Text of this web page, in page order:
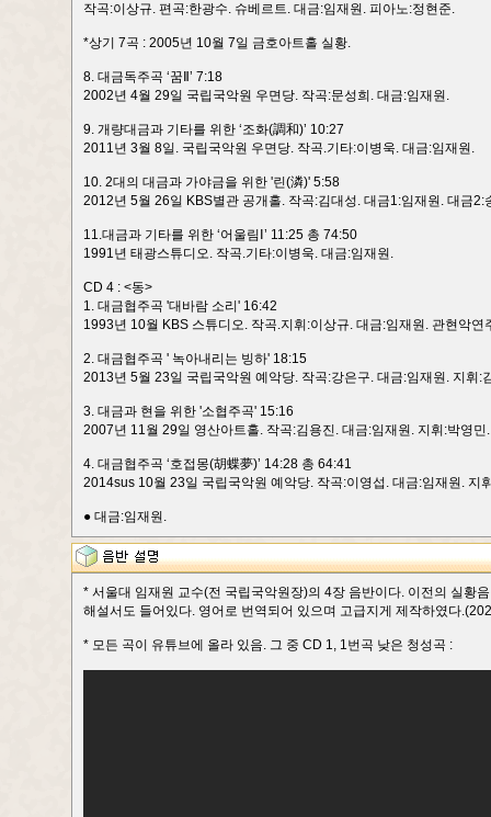
작곡:이상규. 편곡:한광수. 슈베르트. 대금:임재원. 피아노:정현준.
*상기 7곡 : 2005년 10월 7일 금호아트홀 실황.
8. 대금독주곡 ‘꿈Ⅱ’ 7:18
2002년 4월 29일 국립국악원 우면당. 작곡:문성희. 대금:임재원.
9. 개량대금과 기타를 위한 ‘조화(調和)’ 10:27
2011년 3월 8일. 국립국악원 우면당. 작곡.기타:이병욱. 대금:임재원.
10. 2대의 대금과 가야금을 위한 '린(潾)' 5:58
2012년 5월 26일 KBS별관 공개홀. 작곡:김대성. 대금1:임재원. 대금2:
11.대금과 기타를 위한 ‘어울림Ⅰ’ 11:25 총 74:50
1991년 태광스튜디오. 작곡.기타:이병욱. 대금:임재원.
CD 4 : <동>
1. 대금협주곡 '대바람 소리' 16:42
1993년 10월 KBS 스튜디오. 작곡.지휘:이상규. 대금:임재원. 관현악연
2. 대금협주곡 ' 녹아내리는 빙하' 18:15
2013년 5월 23일 국립국악원 예악당. 작곡:강은구. 대금:임재원. 지휘:
3. 대금과 현을 위한 '소협주곡' 15:16
2007년 11월 29일 영산아트홀. 작곡:김용진. 대금:임재원. 지휘:박영
4. 대금협주곡 ‘호접몽(胡蝶夢)’ 14:28 총 64:41
2014sus 10월 23일 국립국악원 예악당. 작곡:이영섭. 대금:임재원. 지
● 대금:임재원.
* 서울대 임재원 교수(전 국립국악원장)의 4장 음반이다. 이전의 실황
해설서도 들어있다. 영어로 번역되어 있으며 고급지게 제작하였다
* 모든 곡이 유튜브에 올라 있음. 그 중 CD 1, 1번곡 낮은 청성곡 :